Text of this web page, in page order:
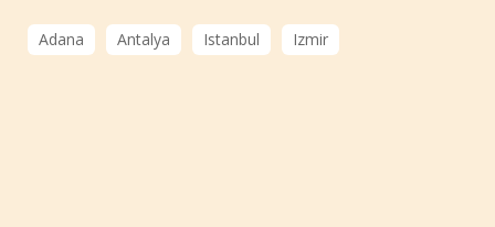
Adana Antalya Istanbul Izmir